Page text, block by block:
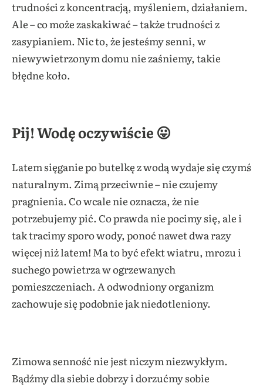
trudności z koncentracją, myśleniem, działaniem.
Ale – co może zaskakiwać – także trudności z
zasypianiem. Nic to, że jesteśmy senni, w
niewywietrzonym domu nie zaśniemy, takie
błędne koło.
Pij! Wodę oczywiście 😛
Latem sięganie po butelkę z wodą wydaje się czymś
naturalnym. Zimą przeciwnie – nie czujemy
pragnienia. Co wcale nie oznacza, że nie
potrzebujemy pić. Co prawda nie pocimy się, ale i
tak tracimy sporo wody, ponoć nawet dwa razy
więcej niż latem! Ma to być efekt wiatru, mrozu i
suchego powietrza w ogrzewanych
pomieszczeniach. A odwodniony organizm
zachowuje się podobnie jak niedotleniony.
Zimowa senność nie jest niczym niezwykłym.
Bądźmy dla siebie dobrzy i dorzućmy sobie